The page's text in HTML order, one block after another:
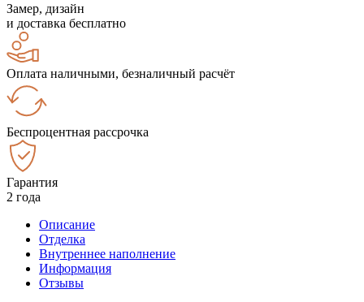
Замер, дизайн
и доставка бесплатно
Оплата наличными, безналичный расчёт
Беспроцентная рассрочка
Гарантия
2 года
Описание
Отделка
Внутреннее наполнение
Информация
Отзывы